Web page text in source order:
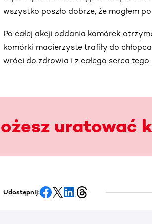
wszystko poszło dobrze, że mogłem
Po całej akcji oddania komórek
komórki macierzyste trafiły do
wróci do zdrowia i z całego serca
uratować
Udostępnij: